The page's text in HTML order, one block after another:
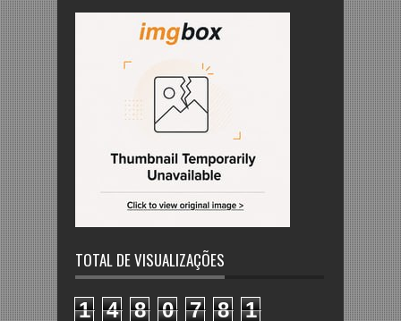
TOTAL DE VISUALIZAÇÕES
1 4 8 0 7 8 1